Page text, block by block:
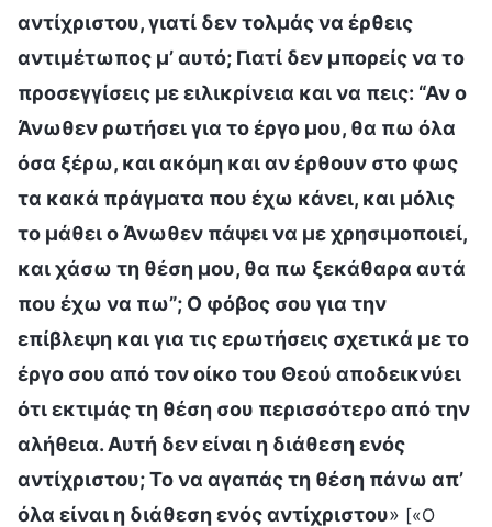
αντίχριστου, γιατί δεν τολμάς να έρθεις
αντιμέτωπος μ’ αυτό; Γιατί δεν μπορείς να το
προσεγγίσεις με ειλικρίνεια και να πεις: “Αν ο
Άνωθεν ρωτήσει για το έργο μου, θα πω όλα
όσα ξέρω, και ακόμη και αν έρθουν στο φως
τα κακά πράγματα που έχω κάνει, και μόλις
το μάθει ο Άνωθεν πάψει να με χρησιμοποιεί,
και χάσω τη θέση μου, θα πω ξεκάθαρα αυτά
που έχω να πω”; Ο φόβος σου για την
επίβλεψη και για τις ερωτήσεις σχετικά με το
έργο σου από τον οίκο του Θεού αποδεικνύει
ότι εκτιμάς τη θέση σου περισσότερο από την
αλήθεια. Αυτή δεν είναι η διάθεση ενός
αντίχριστου; Το να αγαπάς τη θέση πάνω απ’
όλα είναι η διάθεση ενός αντίχριστου» [«Ο